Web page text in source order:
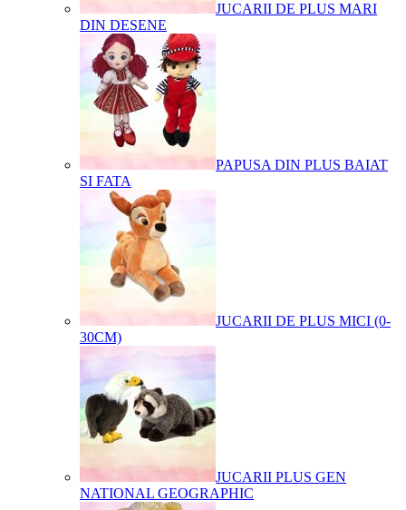
JUCARII DE PLUS MARI
DIN DESENE
PAPUSA DIN PLUS BAIAT
SI FATA
JUCARII DE PLUS MICI (0-
30CM)
JUCARII PLUS GEN
NATIONAL GEOGRAPHIC